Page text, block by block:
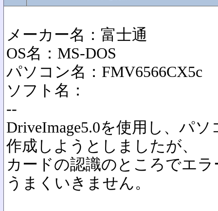
メーカー名：富士通
OS名：MS-DOS
パソコン名：FMV6566CX5c
ソフト名：
--
DriveImage5.0を使用し、パ
作成しようとしましたが、
カードの認識のところでエ
うまくいきません。